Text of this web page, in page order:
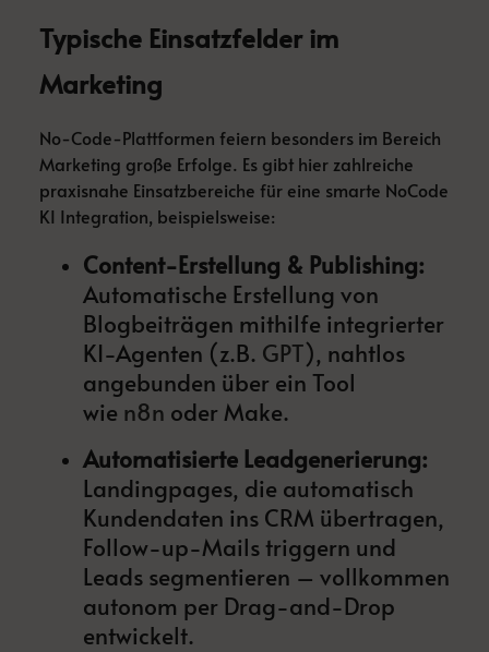
Typische Einsatzfelder im
Marketing
No-Code-Plattformen feiern besonders im Bereich
Marketing große Erfolge. Es gibt hier zahlreiche
praxisnahe Einsatzbereiche für eine smarte NoCode
KI Integration, beispielsweise:
Content-Erstellung & Publishing:
Automatische Erstellung von
Blogbeiträgen mithilfe integrierter
KI-Agenten (z.B. GPT), nahtlos
angebunden über ein Tool
wie n8n oder Make.
Automatisierte Leadgenerierung:
Landingpages, die automatisch
Kundendaten ins CRM übertragen,
Follow-up-Mails triggern und
Leads segmentieren – vollkommen
autonom per Drag-and-Drop
entwickelt.